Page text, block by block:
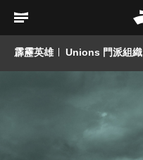
霹靂英雄 Unions 門派組織